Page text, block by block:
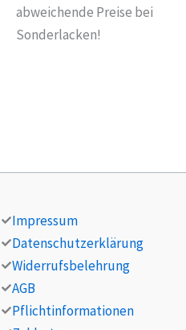
abweichende Preise bei
Sonderlacken!
Impressum
Datenschutzerklärung
Widerrufsbelehrung
AGB
Pflichtinformationen